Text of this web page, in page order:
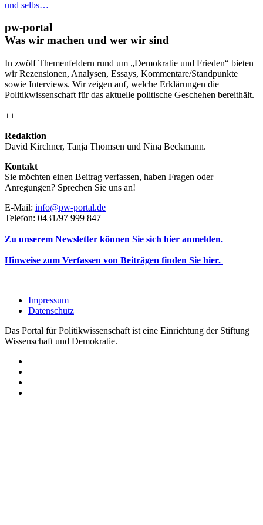
und selbs…
pw-portal
Was wir machen und wer wir sind
In zwölf Themenfeldern rund um „Demokratie und Frieden“ bieten
wir Rezensionen, Analysen, Essays, Kommentare/Standpunkte
sowie Interviews. Wir zeigen auf, welche Erklärungen die
Politikwissenschaft für das aktuelle politische Geschehen bereithält.
++
Redaktion
David Kirchner, Tanja Thomsen und Nina Beckmann.
Kontakt
Sie möchten einen Beitrag verfassen, haben Fragen oder
Anregungen? Sprechen Sie uns an!
E-Mail: info@pw-portal.de
Telefon: 0431/97 999 847
Zu unserem Newsletter können Sie sich hier anmelden.
Hinweise zum Verfassen von Beiträgen finden Sie hier.
Impressum
Datenschutz
Das Portal für Politikwissenschaft ist eine Einrichtung der Stiftung
Wissenschaft und Demokratie.